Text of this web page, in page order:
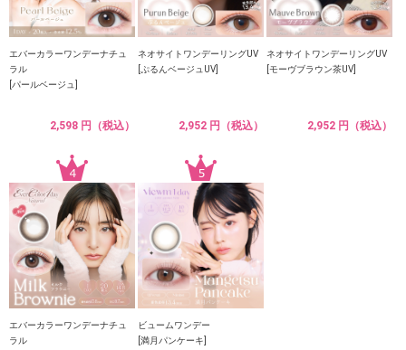
エバーカラーワンデーナチュ
ラル
[パールベージュ]
2,598 円（税込）
ネオサイトワンデーリングUV
[ぷるんベージュUV]
2,952 円（税込）
ネオサイトワンデーリングUV
[モーヴブラウン茶UV]
2,952 円（税込）
エバーカラーワンデーナチュ
ラル
ビュームワンデー
[満月パンケーキ]